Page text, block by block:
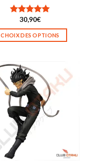
Note5.00
sur 5
30,90€
CHOIX DES OPTIONS
a
plusieurs
variations.
Les
options
peuvent
être